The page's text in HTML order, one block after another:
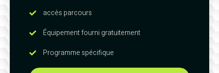
accès parcours
Équipement fourni gratuitement
Programme spécifique